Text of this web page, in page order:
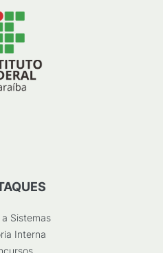
Sistemas
Interna